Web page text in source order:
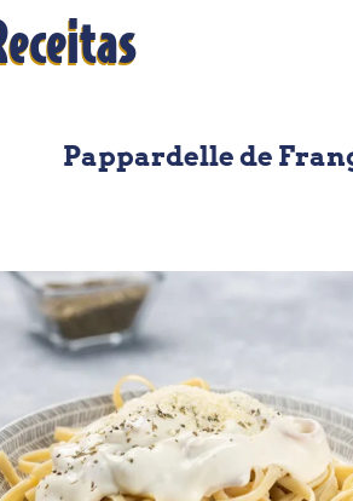
Pappardelle de